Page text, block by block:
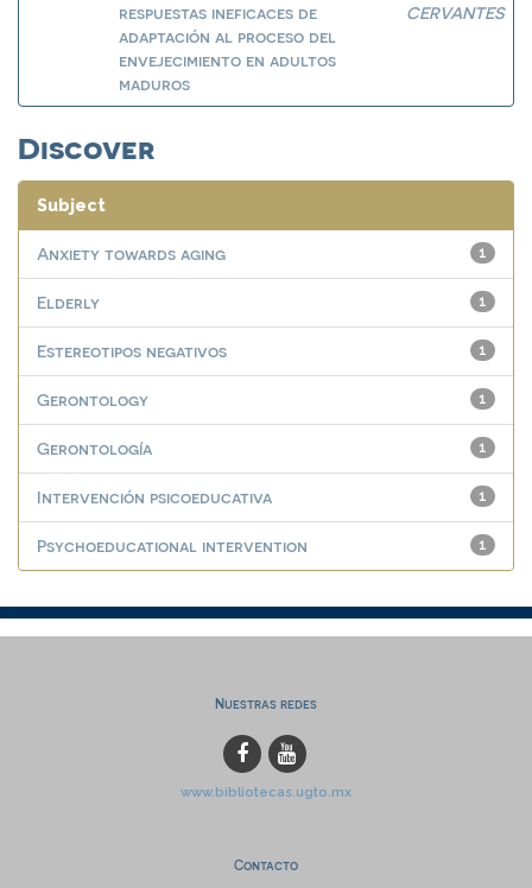
respuestas ineficaces de
adaptación al proceso del
envejecimiento en adultos
maduros
CERVANTES
Discover
Subject
1
Anxiety towards aging
1
Elderly
1
Estereotipos negativos
1
Gerontology
1
Gerontología
1
Intervención psicoeducativa
1
Psychoeducational intervention
Nuestras redes
www.bibliotecas.ugto.mx
Contacto